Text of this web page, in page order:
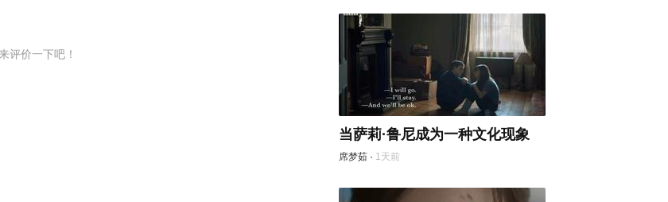
评价一下吧！
当萨莉·鲁尼成为一种文化现象
席梦茹 · 1天前